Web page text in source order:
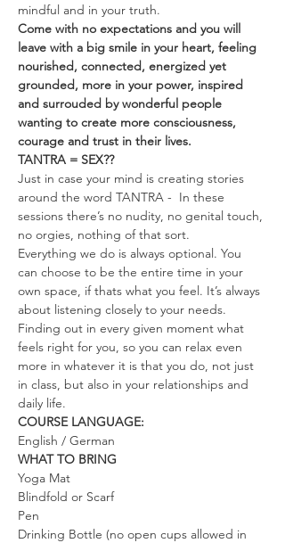
mindful and in your truth.
Come with no expectations and you will
leave with a big smile in your heart, feeling
nourished, connected, energized yet
grounded, more in your power, inspired
and surrouded by wonderful people
wanting to create more consciousness,
courage and trust in their lives.
TANTRA = SEX??
Just in case your mind is creating stories
around the word TANTRA -  In these
sessions there’s no nudity, no genital touch,
no orgies, nothing of that sort.
Everything we do is always optional. You
can choose to be the entire time in your
own space, if thats what you feel. It’s always
about listening closely to your needs.
Finding out in every given moment what
feels right for you, so you can relax even
more in whatever it is that you do, not just
in class, but also in your relationships and
daily life.
COURSE LANGUAGE:
English / German
WHAT TO BRING
Yoga Mat
Blindfold or Scarf
Pen
Drinking Bottle (no open cups allowed in